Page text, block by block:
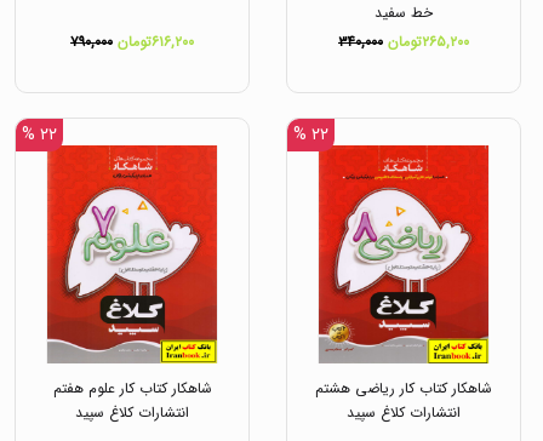
خط سفید
۲۶۵,۲۰۰تومان
۳۴۰,۰۰۰ ۶۱۶,۲۰۰تومان ۷۹۰,۰۰۰
۲۲ %
شاهکار کتاب کار ریاضی هشتم
انتشارات کلاغ سپید
۲۲ %
شاهکار کتاب کار علوم هفتم
انتشارات کلاغ سپید